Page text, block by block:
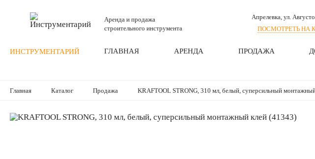
ИНСТРУМЕНТАРИЙ
Аренда и продажа
строительного инструмента
Апрелевка, ул.
ПОСМОТРЕТЬ НА
ГЛАВНАЯ АРЕНДА ПРОДАЖА
Главная Каталог Продажа KRAFTOOL STRONG, 310 мл, белый, суперсильный